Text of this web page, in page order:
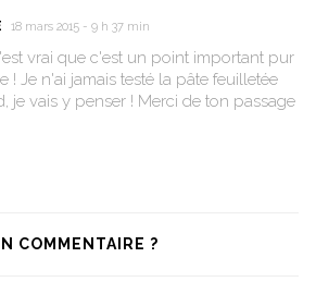
18 mars 2015 - 9 h 37 min
vrai que c'est un point important pur
! Je n'ai jamais testé la pâte feuilletée
je vais y penser ! Merci de ton passage
COMMENTAIRE ?